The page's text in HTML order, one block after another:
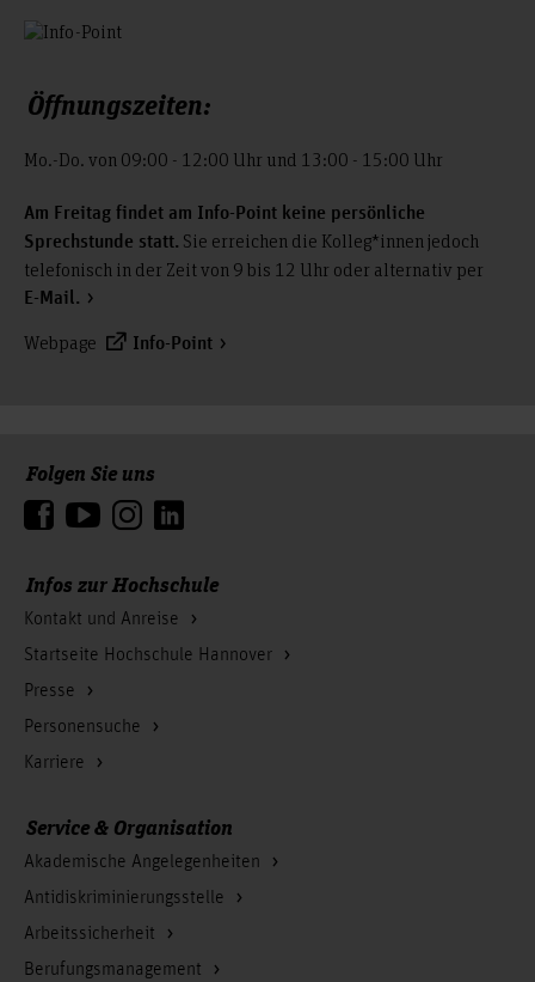
Öffnungszeiten:
Mo.-Do. von 09:00 - 12:00 Uhr und 13:00 - 15:00 Uhr
Am Freitag findet am Info-Point keine persönliche
Sprechstunde statt. Sie erreichen die Kolleg*innen jedoch
telefonisch in der Zeit von 9 bis 12 Uhr oder alternativ per
E-Mail.
Webpage Info-Point
Infos zur Hochschule
Kontakt und Anreise
Startseite Hochschule Hannover
Presse
Personensuche
Karriere
Folgen Sie uns
Service & Organisation
Akademische Angelegenheiten
Antidiskriminierungsstelle
Arbeitssicherheit
Berufungsmanagement